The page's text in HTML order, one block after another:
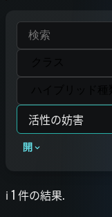
開
ℹ️ 1 件の結果.